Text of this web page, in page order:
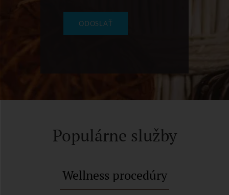
Populárne služby
Wellness procedúry